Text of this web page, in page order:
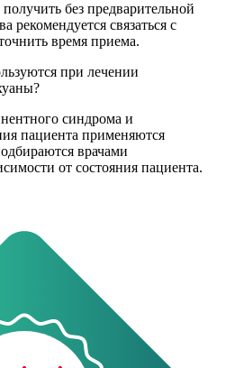
без предварительной
рекомендуется связаться с
время приема.
при лечении
синдрома и
пациента применяются
врачами
от состояния пациента.